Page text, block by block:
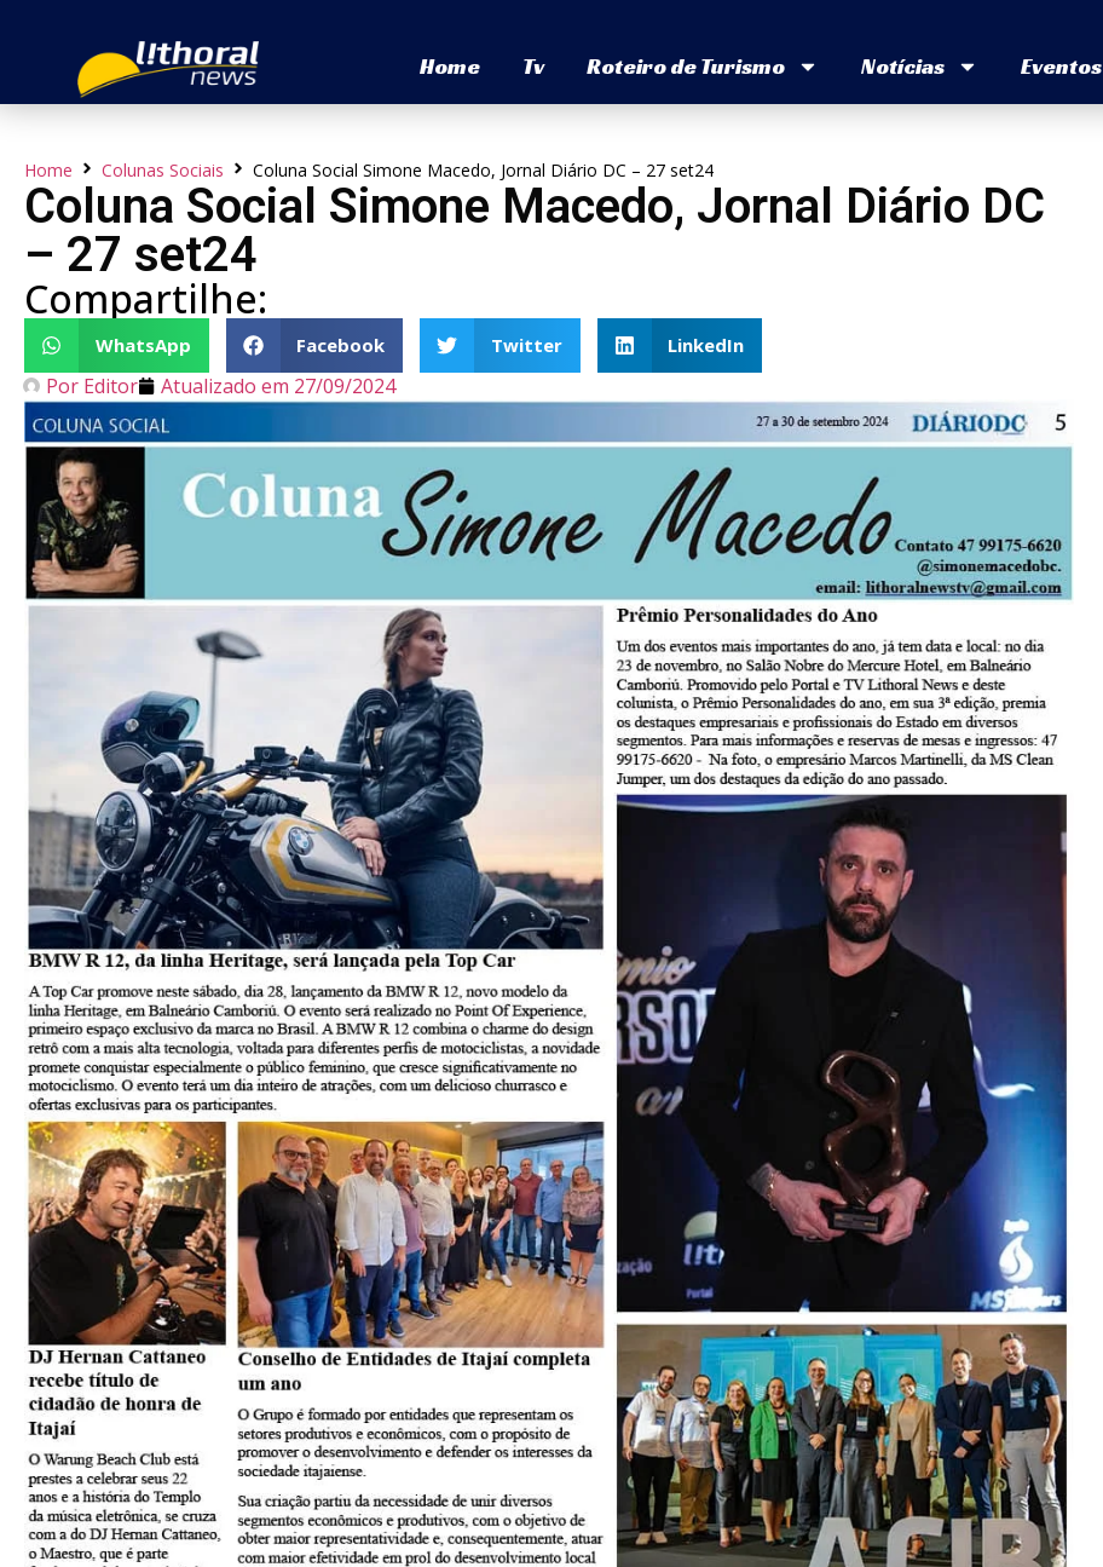
Home Tv Roteiro de Turismo Notícias Eventos
Home Colunas Sociais Coluna Social Simone Macedo, Jornal Diário DC – 27 set24
Coluna Social Simone Macedo, Jornal Diário DC
– 27 set24
Compartilhe:
WhatsApp Facebook Twitter LinkedIn
Por Editor Atualizado em 27/09/2024